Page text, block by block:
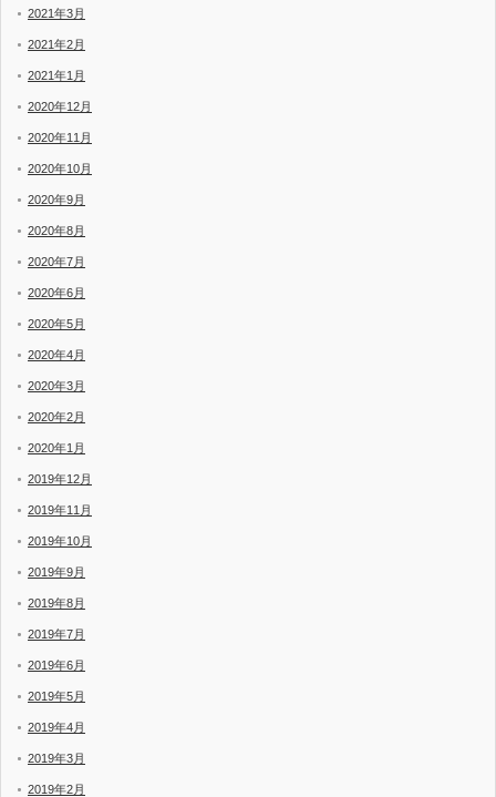
2021年3月
2021年2月
2021年1月
2020年12月
2020年11月
2020年10月
2020年9月
2020年8月
2020年7月
2020年6月
2020年5月
2020年4月
2020年3月
2020年2月
2020年1月
2019年12月
2019年11月
2019年10月
2019年9月
2019年8月
2019年7月
2019年6月
2019年5月
2019年4月
2019年3月
2019年2月